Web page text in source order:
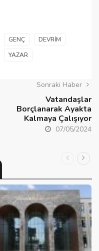
GENÇ
DEVRIM
YAZAR
Sonraki Haber
Vatandaşlar
Borçlanarak Ayakta
Kalmaya Çalışıyor
07/05/2024